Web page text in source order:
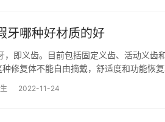
牙哪种好材质的好
，即义齿。目前包括固定义齿、活动义
修复体不能自由摘戴，舒适度和功能恢
2022-11-24